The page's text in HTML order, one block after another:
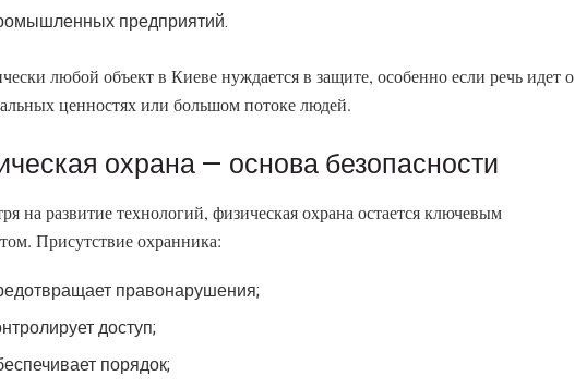
предприятий.
любой объект в Киеве нуждается в защите, особенно если речь идет о
ценностях или большом потоке людей.
охрана — основа безопасности
на развитие технологий, физическая охрана остается ключевым
Присутствие охранника:
правонарушения;
доступ;
порядок;